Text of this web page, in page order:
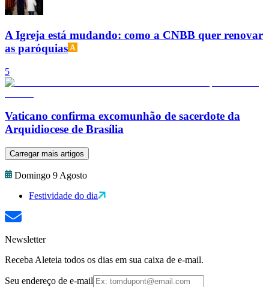
A Igreja está mudando: como a CNBB quer renovar
as paróquias
5
Vaticano confirma excomunhão de sacerdote da
Arquidiocese de Brasília
Carregar mais artigos
Domingo 9 Agosto
Festividade do dia
Newsletter
Receba Aleteia todos os dias em sua caixa de e-mail.
Seu endereço de e-mail